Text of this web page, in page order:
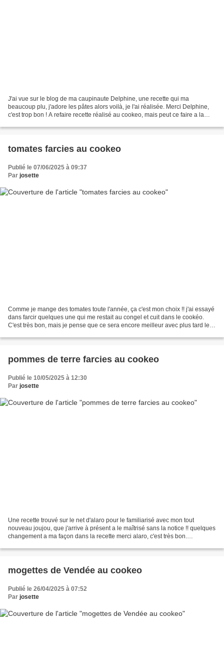
J'ai vue sur le blog de ma caupinaute Delphine, une recette qui ma
beaucoup plu, j'adore les pâtes alors voilà, je l'ai réalisée. Merci Delphine,
c'est trop bon ! A refaire recette réalisé au cookeo, mais peut ce faire a la
tomates farcies au cookeo
Publié le 07/06/2025 à 09:37
Par josette
Comme je mange des tomates toute l'année, ça c'est mon choix !! j'ai essayé
dans farcir quelques une qui me restait au congel et cuit dans le cookéo.
C'est très bon, mais je pense que ce sera encore meilleur avec plus tard les
pommes de terre farcies au cookeo
Publié le 10/05/2025 à 12:30
Par josette
Une recette trouvé sur le net d'alaro pour le familiarisé avec mon tout
nouveau joujou, que j'arrive à présent a le maîtrisé sans la notice !! quelques
changement a ma façon dans la recette merci alaro, c'est très bon.
mogettes de Vendée au cookeo
Publié le 26/04/2025 à 07:52
Par josette